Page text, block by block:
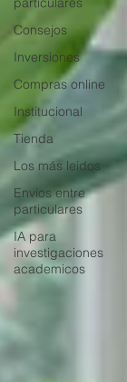
Consejos
Inversiones
Compras online
Institucional
Tienda
Los más leidos
Envios entre
particulares
IA para
investigaciones
academicos